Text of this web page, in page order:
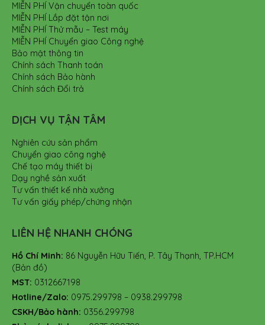
MIỄN PHÍ Vận chuyển toàn quốc
MIỄN PHÍ Lắp đặt tận nơi
MIỄN PHÍ Thử mẫu – Test máy
MIỄN PHÍ Chuyển giao Công nghệ
Bảo mật thông tin
Chính sách Thanh toán
Chính sách Bảo hành
Chính sách Đổi trả
DỊCH VỤ TẬN TÂM
Nghiên cứu sản phẩm
Chuyển giao công nghệ
Chế tạo máy thiết bị
Dạy nghề sản xuất
Tư vấn thiết kế nhà xưởng
Tư vấn giấy phép/chứng nhận
LIÊN HỆ NHANH CHÓNG
Hồ Chí Minh: 86 Nguyễn Hữu Tiến, P. Tây Thạnh, TP.HCM
(Bản đồ)
MST: 0312667198
Hotline/Zalo: 0975.299798 – 0938.299798
CSKH/Bảo hành: 0356.299798